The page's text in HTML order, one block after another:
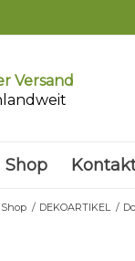
Versand
Shop
Shop / DEKOARTIKEL /